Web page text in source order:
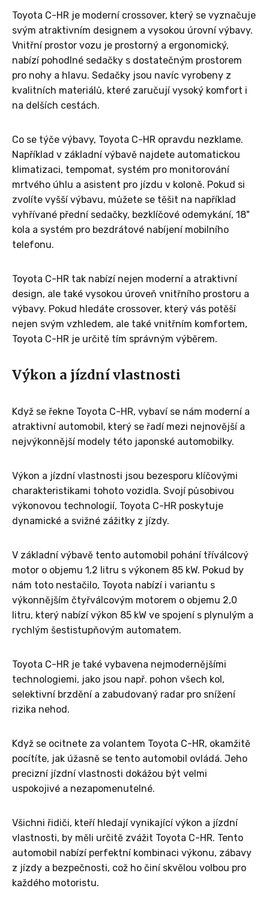
Toyota C-HR je moderní crossover, který se vyznačuje
svým atraktivním designem a vysokou úrovní výbavy.
Vnitřní prostor vozu je prostorný a ergonomický,
nabízí pohodlné sedačky s dostatečným prostorem
pro nohy a hlavu. Sedačky jsou navíc vyrobeny z
kvalitních materiálů, které zaručují vysoký komfort i
na delších cestách.
Co se týče výbavy, Toyota C-HR opravdu nezklame.
Například v základní výbavě najdete automatickou
klimatizaci, tempomat, systém pro monitorování
mrtvého úhlu a asistent pro jízdu v koloně. Pokud si
zvolíte vyšší výbavu, můžete se těšit na například
vyhřívané přední sedačky, bezklíčové odemykání, 18"
kola a systém pro bezdrátové nabíjení mobilního
telefonu.
Toyota C-HR tak nabízí nejen moderní a atraktivní
design, ale také vysokou úroveň vnitřního prostoru a
výbavy. Pokud hledáte crossover, který vás potěší
nejen svým vzhledem, ale také vnitřním komfortem,
Toyota C-HR je určitě tím správným výběrem.
Výkon a jízdní vlastnosti
Když se řekne Toyota C-HR, vybaví se nám moderní a
atraktivní automobil, který se řadí mezi nejnovější a
nejvýkonnější modely této japonské automobilky.
Výkon a jízdní vlastnosti jsou bezesporu klíčovými
charakteristikami tohoto vozidla. Svojí působivou
výkonovou technologií, Toyota C-HR poskytuje
dynamické a svižné zážitky z jízdy.
V základní výbavě tento automobil pohání tříválcový
motor o objemu 1,2 litru s výkonem 85 kW. Pokud by
nám toto nestačilo, Toyota nabízí i variantu s
výkonnějším čtyřválcovým motorem o objemu 2,0
litru, který nabízí výkon 85 kW ve spojení s plynulým a
rychlým šestistupňovým automatem.
Toyota C-HR je také vybavena nejmodernějšími
technologiemi, jako jsou např. pohon všech kol,
selektivní brzdění a zabudovaný radar pro snížení
rizika nehod.
Když se ocitnete za volantem Toyota C-HR, okamžitě
pocítíte, jak úžasně se tento automobil ovládá. Jeho
precizní jízdní vlastnosti dokážou být velmi
uspokojivé a nezapomenutelné.
Všichni řidiči, kteří hledají vynikající výkon a jízdní
vlastnosti, by měli určitě zvážit Toyota C-HR. Tento
automobil nabízí perfektní kombinaci výkonu, zábavy
z jízdy a bezpečnosti, což ho činí skvělou volbou pro
každého motoristu.